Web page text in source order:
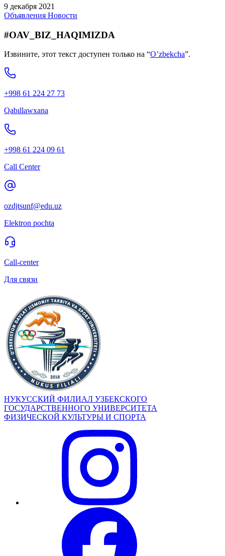
9 декабря 2021
Объявления Новости
#OAV_BIZ_HAQIMIZDA
Извините, этот текст доступен только на “O’zbekcha”.
+998 61 224 27 73
Qabıllawxana
+998 61 224 09 61
Call Center
ozdjtsunf@edu.uz
Elektron pochta
Call-center
Для связи
НУКУССКИЙ ФИЛИАЛ УЗБЕКСКОГО
ГОСУДАРСТВЕННОГО УНИВЕРСИТЕТА
ФИЗИЧЕСКОЙ КУЛЬТУРЫ И СПОРТА